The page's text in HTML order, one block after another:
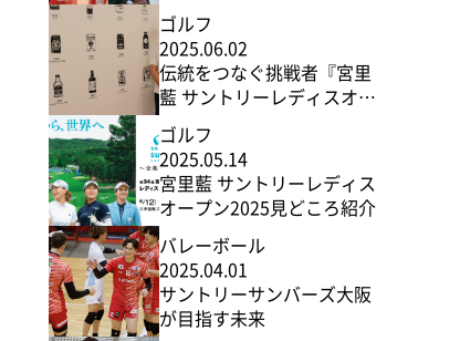
ゴルフ
2025.06.02
伝統をつなぐ挑戦者『宮里
藍 サントリーレディスオー
プン』の舞台裏
ゴルフ
2025.05.14
宮里藍 サントリーレディス
オープン2025見どころ紹介
バレーボール
2025.04.01
サントリーサンバーズ大阪
が目指す未来